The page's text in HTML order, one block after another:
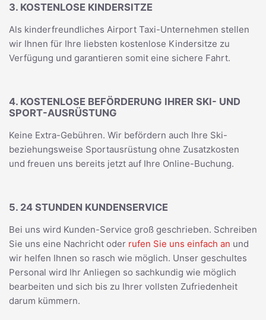
3. KOSTENLOSE KINDERSITZE
Als kinderfreundliches Airport Taxi-Unternehmen stellen
wir Ihnen für Ihre liebsten kostenlose Kindersitze zu
Verfügung und garantieren somit eine sichere Fahrt.
4. KOSTENLOSE BEFÖRDERUNG IHRER SKI- UND
SPORT-AUSRÜSTUNG
Keine Extra-Gebühren. Wir befördern auch Ihre Ski-
beziehungsweise Sportausrüstung ohne Zusatzkosten
und freuen uns bereits jetzt auf Ihre Online-Buchung.
5. 24 STUNDEN KUNDENSERVICE
Bei uns wird Kunden-Service groß geschrieben. Schreiben
Sie uns eine Nachricht oder rufen Sie uns einfach an und
wir helfen Ihnen so rasch wie möglich. Unser geschultes
Personal wird Ihr Anliegen so sachkundig wie möglich
bearbeiten und sich bis zu Ihrer vollsten Zufriedenheit
darum kümmern.